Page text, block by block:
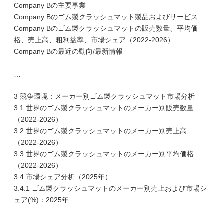
Company Bの主要事業
Company Bのゴム製クラッシュマット製品およびサービス
Company Bのゴム製クラッシュマットの販売数量、平均価
格、売上高、粗利益率、市場シェア（2022-2026）
Company Bの最近の動向/最新情報
3 競争環境：メーカー別ゴム製クラッシュマット市場分析
3.1 世界のゴム製クラッシュマットのメーカー別販売数量
（2022-2026）
3.2 世界のゴム製クラッシュマットのメーカー別売上高
（2022-2026）
3.3 世界のゴム製クラッシュマットのメーカー別平均価格
（2022-2026）
3.4 市場シェア分析（2025年）
3.4.1 ゴム製クラッシュマットのメーカー別売上および市場シ
ェア(%)：2025年